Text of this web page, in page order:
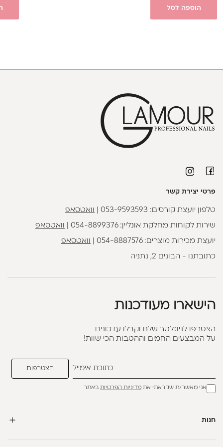
הוספה לסל
פרטי יצירת קשר
טלפון יועצת קורסים: 053-9593593 וואטסאפ
שירות לקוחות מחלקת אונליין:054-8899376 וואטסאפ
יועצת מכירות מוצרים:054-8887576 וואטסאפ
כתובתנו - הבונים 2, נתניה
הישארו מעודכנות
הצטרפו לניוזלטר שלנו וקבלו עדכונים
על המבצעים החמים וההטבות הכי שוות!
אני מאשר/ת שקראתי את מדיניות הפרטיותבאתר
חנות